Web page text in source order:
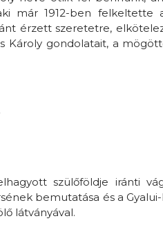
már 1912-ben felkeltette
érzett szeretetre,
Károly gondolatait, a
szülőföldje iránti
bemutatása és a
látványával.